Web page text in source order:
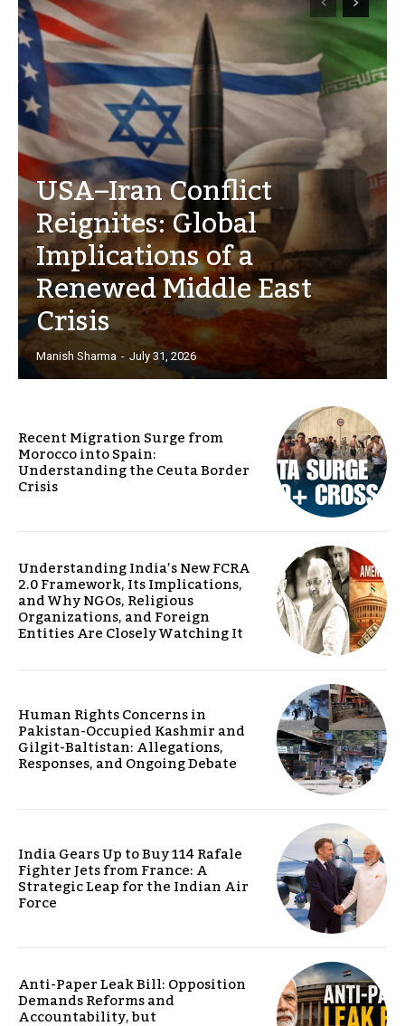
USA–Iran Conflict
Reignites: Global
Implications of a
Renewed Middle East
Crisis
Manish Sharma - July 31, 2026
Recent Migration Surge from
Morocco into Spain:
Understanding the Ceuta Border
Crisis
Understanding India’s New FCRA
2.0 Framework, Its Implications,
and Why NGOs, Religious
Organizations, and Foreign
Entities Are Closely Watching It
Human Rights Concerns in
Pakistan-Occupied Kashmir and
Gilgit-Baltistan: Allegations,
Responses, and Ongoing Debate
India Gears Up to Buy 114 Rafale
Fighter Jets from France: A
Strategic Leap for the Indian Air
Force
Anti-Paper Leak Bill: Opposition
Demands Reforms and
Accountability, but